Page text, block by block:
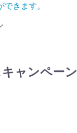
きます。
ャンペーン